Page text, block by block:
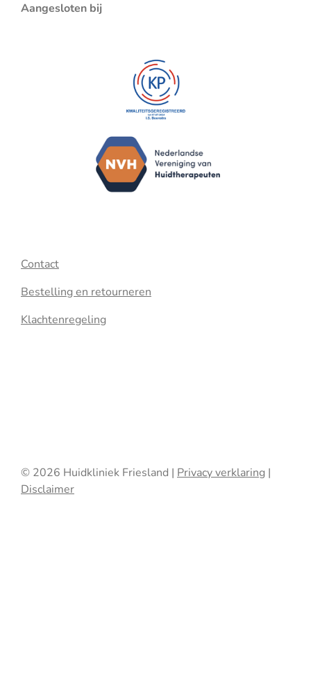
Aangesloten bij
Contact
Bestelling en retourneren
Klachtenregeling
© 2026 Huidkliniek Friesland | Privacy verklaring |
Disclaimer